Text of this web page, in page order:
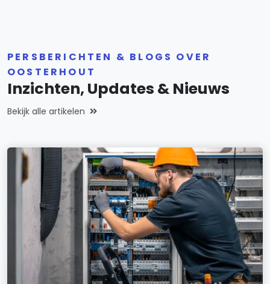
PERSBERICHTEN & BLOGS OVER
OOSTERHOUT
Inzichten, Updates & Nieuws
Bekijk alle artikelen